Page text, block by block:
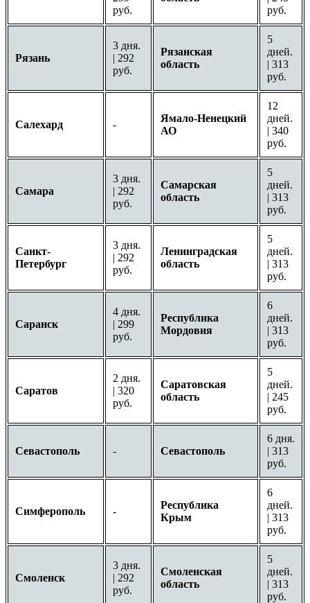
руб.
руб.
Рязань
3 дня.
| 292
руб.
Рязанская
область
5
дней.
| 313
руб.
Салехард -
Ямало-Ненецкий
АО
12
дней.
| 340
руб.
Самара
3 дня.
| 292
руб.
Самарская
область
5
дней.
| 313
руб.
Санкт-
Петербург
3 дня.
| 292
руб.
Ленинградская
область
5
дней.
| 313
руб.
Саранск
4 дня.
| 299
руб.
Республика
Мордовия
6
дней.
| 313
руб.
Саратов
2 дня.
| 320
руб.
Саратовская
область
5
дней.
| 245
руб.
Севастополь - Севастополь
6 дня.
| 313
руб.
Симферополь -
Республика
Крым
6
дней.
| 313
руб.
Смоленск
3 дня.
| 292
руб.
Смоленская
область
5
дней.
| 313
руб.